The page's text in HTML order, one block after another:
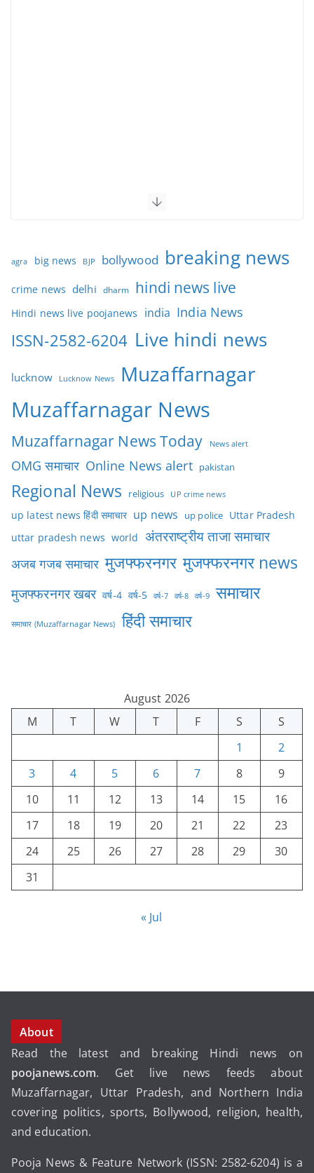
agra big news BJP bollywood breaking news
crime news delhi dharm hindi news live
Hindi news live poojanews india India News
ISSN-2582-6204 Live hindi news
lucknow Lucknow News Muzaffarnagar
Muzaffarnagar News
Muzaffarnagar News Today News alert
OMG समाचार Online News alert pakistan
Regional News religious UP crime news
up latest news हिंदी समाचार up news up police Uttar Pradesh
uttar pradesh news world अंतरराष्ट्रीय ताजा समाचार
अजब गजब समाचार मुजफ्फरनगर मुजफ्फरनगर news
मुजफ्फरनगर खबर वर्ष-4 वर्ष-5 वर्ष-7 वर्ष-8 वर्ष-9 समाचार
समाचार (Muzaffarnagar News) हिंदी समाचार
August 2026
M
T W T F S
S
1
2
3
4 5 6 7 8
9
10
11 12 13 14 15
16
17
18 19 20 21 22
23
24
25 26 27 28 29
30
31
« Jul
About
Read the latest and breaking Hindi news on
poojanews.com. Get live news feeds about
Muzaffarnagar, Uttar Pradesh, and Northern India
covering politics, sports, Bollywood, religion, health,
and education.
Pooja News & Feature Network (ISSN: 2582-6204) is a